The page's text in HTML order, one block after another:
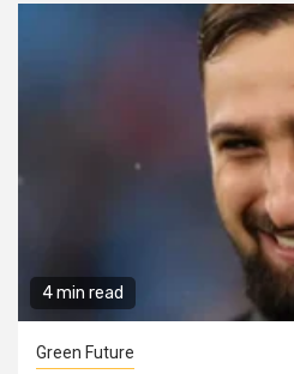
4 min read
Green Future